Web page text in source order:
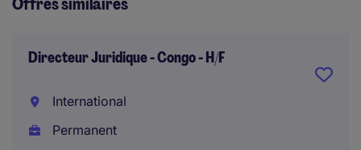
Directeur Juridique - Congo - H/F
International
Permanent